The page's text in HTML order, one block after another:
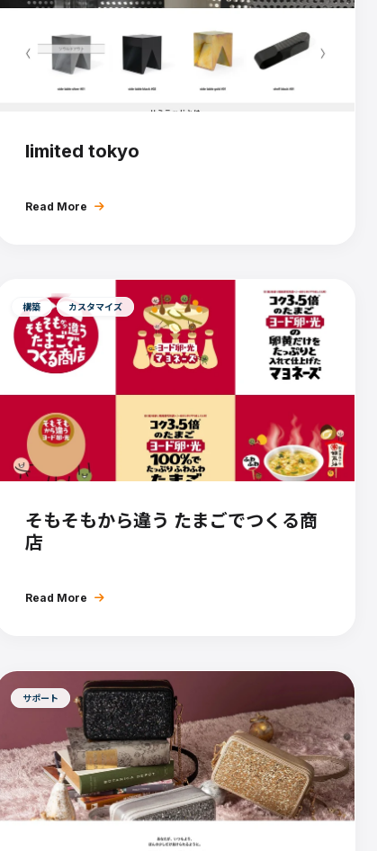
limited tokyo
Read More
構築 カスタマイズ
そもそもから違う たまごでつくる商
店
Read More
サポート